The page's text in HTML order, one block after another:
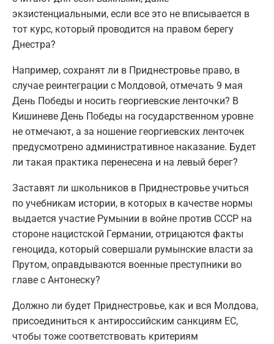
экзистенциальными, если все это не вписывается в
тот курс, который проводится на правом берегу
Днестра?
Например, сохранят ли в Приднестровье право, в
случае реинтеграции с Молдовой, отмечать 9 мая
День Победы и носить георгиевские ленточки? В
Кишиневе День Победы на государственном уровне
не отмечают, а за ношение георгиевских ленточек
предусмотрено административное наказание. Будет
ли такая практика перенесена и на левый берег?
Заставят ли школьников в Приднестровье учиться
по учебникам истории, в которых в качестве нормы
выдается участие Румынии в войне против СССР на
стороне нацистской Германии, отрицаются факты
геноцида, который совершали румынские власти за
Прутом, оправдываются военные преступники во
главе с Антонеску?
Должно ли будет Приднестровье, как и вся Молдова,
присоединиться к антироссийским санкциям ЕС,
чтобы тоже соответствовать критериям